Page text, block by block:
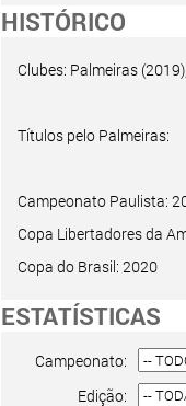
HISTÓRICO
Clubes: Palmeiras
Títulos pelo Palmeiras:
Campeonato Paulista:
Copa Libertadores da
Copa do Brasil: 2020
ESTATÍSTICAS
Campeonato:
Edição: